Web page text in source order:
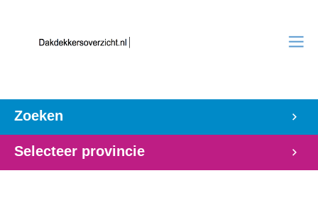
Zoeken
Selecteer provincie